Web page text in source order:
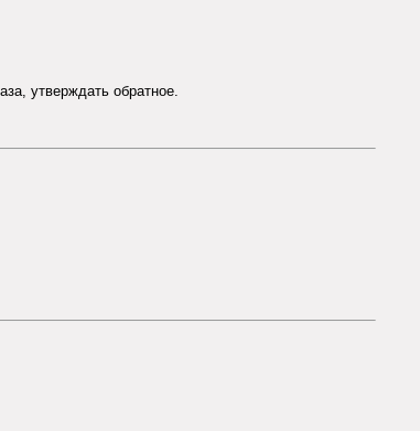
утверждать обратное.